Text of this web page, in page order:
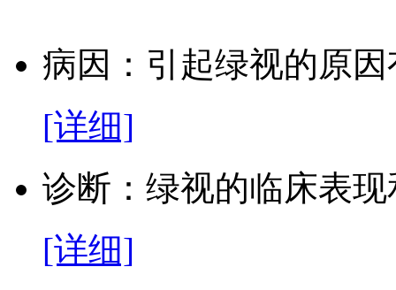
病因： 引起绿视的原
[详细]
诊断： 绿视的临床表
[详细]